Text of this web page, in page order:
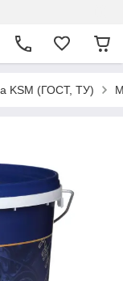
KSM (ГОСТ, ТУ)